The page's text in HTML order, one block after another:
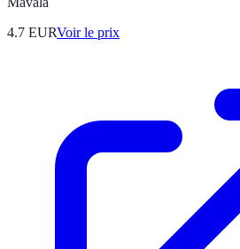
4.7 EURVoir le prix